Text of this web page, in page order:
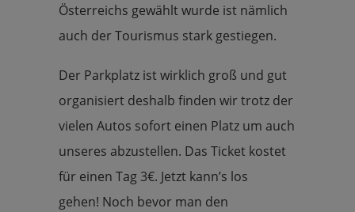
Österreichs gewählt wurde ist nämlich
auch der Tourismus stark gestiegen.
Der Parkplatz ist wirklich groß und gut
organisiert deshalb finden wir trotz der
vielen Autos sofort einen Platz um auch
unseres abzustellen. Das Ticket kostet
für einen Tag 3€. Jetzt kann’s los
gehen! Noch bevor man den